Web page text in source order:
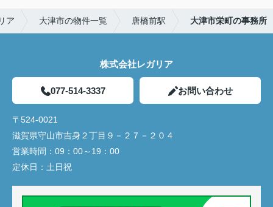
ア 大津市の物件一覧 唐橋前駅 大津市栄町の事務所
株式会社レガリア
077-514-3337 お問い合わせ
〒524-0021
滋賀県守山市吉身２丁目９－２７－２０４
営業時間： 09：00～19：00
定休日： 土日祝